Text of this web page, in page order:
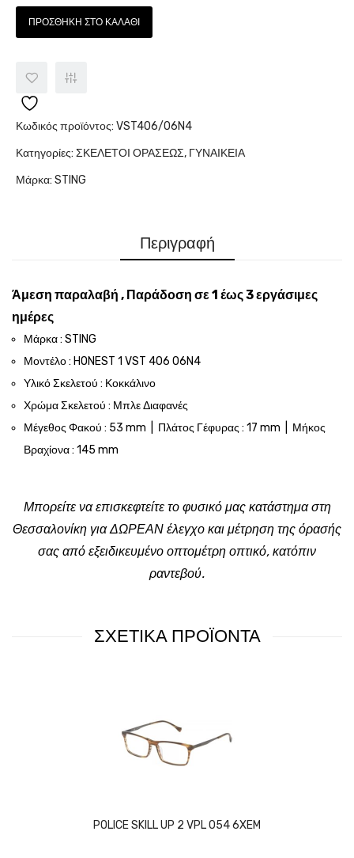
ΠΡΟΣΘΉΚΗ ΣΤΟ ΚΑΛΆΘΙ
Κωδικός προϊόντος: VST406/06N4
Κατηγορίες: ΣΚΕΛΕΤΟΙ ΟΡΑΣΕΩΣ, ΓΥΝΑΙΚΕΙΑ
Μάρκα: STING
Περιγραφή
Άμεση παραλαβή , Παράδοση σε 1 έως 3 εργάσιμες
ημέρες
Μάρκα : STING
Μοντέλο : HONEST 1 VST 406 06N4
Υλικό Σκελετού : Κοκκάλινο
Χρώμα Σκελετού : Μπλε Διαφανές
Μέγεθος Φακού : 53 mm | Πλάτος Γέφυρας : 17 mm | Μήκος
Βραχίονα : 145 mm
Μπορείτε να επισκεφτείτε το φυσικό μας κατάστημα στη
Θεσσαλονίκη για ΔΩΡΕΑΝ έλεγχο και μέτρηση της όρασής
σας από εξειδικευμένο οπτομέτρη οπτικό, κατόπιν
ραντεβού.
ΣΧΕΤΙΚΑ ΠΡΟΪΟΝΤΑ
POLICE SKILL UP 2 VPL 054 6XEM